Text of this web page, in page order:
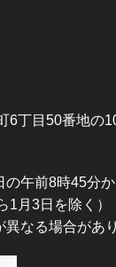
6丁目50番地の
の午前8時45分
1月3日を除く）
なる場合があ